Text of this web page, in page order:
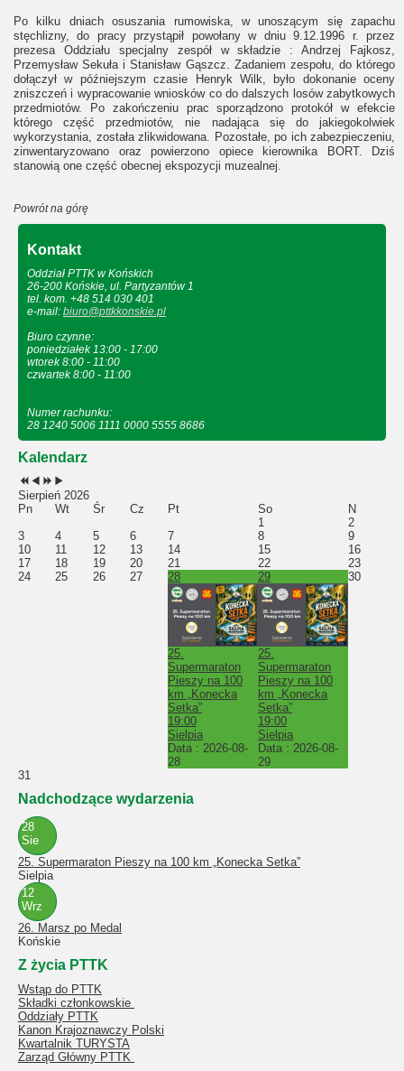
Po kilku dniach osuszania rumowiska, w unoszącym się zapachu
stęchlizny, do pracy przystąpił powołany w dniu 9.12.1996 r. przez
prezesa Oddziału specjalny zespół w składzie : Andrzej Fajkosz,
Przemysław Sekuła i Stanisław Gąszcz. Zadaniem zespołu, do którego
dołączył w późniejszym czasie Henryk Wilk, było dokonanie oceny
zniszczeń i wypracowanie wniosków co do dalszych losów zabytkowych
przedmiotów. Po zakończeniu prac sporządzono protokół w efekcie
którego część przedmiotów, nie nadająca się do jakiegokolwiek
wykorzystania, została zlikwidowana. Pozostałe, po ich zabezpieczeniu,
zinwentaryzowano oraz powierzono opiece kierownika BORT. Dziś
stanowią one część obecnej ekspozycji muzealnej.
Powrót na górę
Kontakt
Oddział PTTK w Końskich
26-200 Końskie, ul. Partyzantów 1
tel. kom. +48 514 030 401
e-mail: biuro@pttkkonskie.pl
Biuro czynne:
poniedziałek 13:00 - 17:00
wtorek 8:00 - 11:00
czwartek 8:00 - 11:00
Numer rachunku:
28 1240 5006 1111 0000 5555 8686
Kalendarz
Sierpień 2026
Pn
Wt Śr Cz Pt So
N
1
2
3
4 5 6 7 8
9
10
11 12 13 14 15
16
17
18 19 20 21 22
23
24
25 26 27 28
25.
Supermaraton
Pieszy na 100
km „Konecka
Setka”
19:00
Sielpia
Data : 2026-08-
28
29
25.
Supermaraton
Pieszy na 100
km „Konecka
Setka”
19:00
Sielpia
Data : 2026-08-
29
30
31
Nadchodzące wydarzenia
28
Sie
25. Supermaraton Pieszy na 100 km „Konecka Setka”
Sielpia
12
Wrz
26. Marsz po Medal
Końskie
Z życia PTTK
Wstąp do PTTK
Składki członkowskie
Oddziały PTTK
Kanon Krajoznawczy Polski
Kwartalnik TURYSTA
Zarząd Główny PTTK